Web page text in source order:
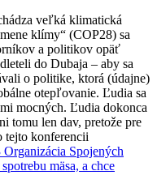
veľká klimatická
klímy“ (COP28) sa
a politikov opäť
do Dubaja – aby sa
o politike, ktorá (údajne)
otepľovanie. Ľudia sa
mocných. Ľudia dokonca
tomu len dav, pretože pre
tejto konferencii
Organizácia Spojených
mäsa, a chce